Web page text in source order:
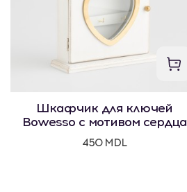
Шкафчик для ключей
Bowesso с мотивом сердца
450 MDL